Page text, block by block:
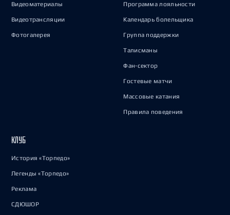
Видеоматериалы
Видеотрансляции
Фотогалерея
Программа лояльности
Календарь болельщика
Группа поддержки
Талисманы
Фан-сектор
Гостевые матчи
Массовые катания
Правила поведения
КЛУБ
История «Торпедо»
Легенды «Торпедо»
Реклама
СДЮШОР